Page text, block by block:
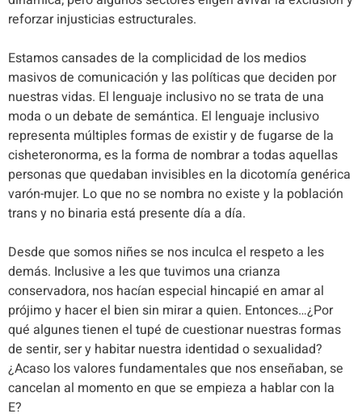
reforzar injusticias estructurales.
Estamos cansades de la complicidad de los medios
masivos de comunicación y las políticas que deciden por
nuestras vidas. El lenguaje inclusivo no se trata de una
moda o un debate de semántica. El lenguaje inclusivo
representa múltiples formas de existir y de fugarse de la
cisheteronorma, es la forma de nombrar a todas aquellas
personas que quedaban invisibles en la dicotomía genérica
varón-mujer. Lo que no se nombra no existe y la población
trans y no binaria está presente día a día.
Desde que somos niñes se nos inculca el respeto a les
demás. Inclusive a les que tuvimos una crianza
conservadora, nos hacían especial hincapié en amar al
prójimo y hacer el bien sin mirar a quien. Entonces…¿Por
qué algunes tienen el tupé de cuestionar nuestras formas
de sentir, ser y habitar nuestra identidad o sexualidad?
¿Acaso los valores fundamentales que nos enseñaban, se
cancelan al momento en que se empieza a hablar con la
E?